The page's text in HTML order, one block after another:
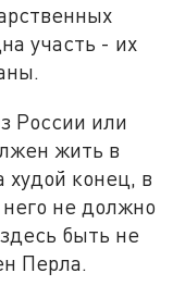
участь - их
России или
жить в
конец, в
не должно
быть не
Перла.